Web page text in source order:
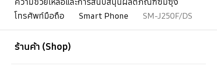
โทรศัพท์มือถือ
Smart Phone SM-J250F/DS
ร้านค้า (Shop)